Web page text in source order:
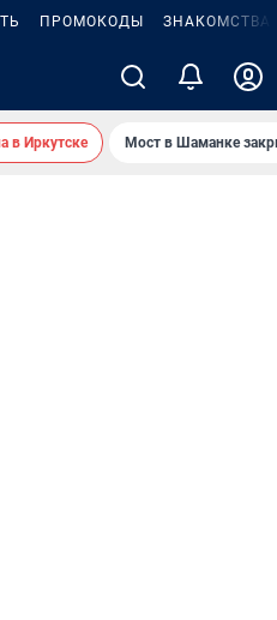
ПРОМОКОДЫ ЗНАКОМСТВА
в Иркутске Мост в Шаманке